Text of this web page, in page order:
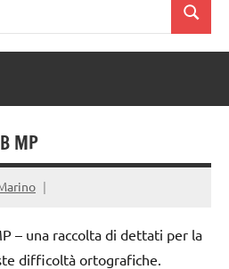
Cerca
MP
– una raccolta di dettati per la
difficoltà ortografiche.